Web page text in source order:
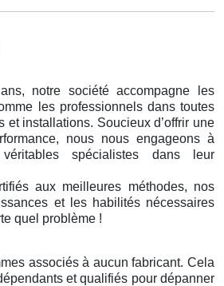
notre société accompagne les
les professionnels dans toutes
et installations. Soucieux d’offrir une
nous nous engageons à
spécialistes dans leur
aux meilleures méthodes, nos
et les habilités nécessaires
quel problème !
associés à aucun fabricant. Cela
et qualifiés pour dépanner